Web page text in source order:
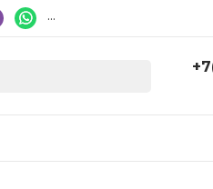
...